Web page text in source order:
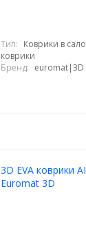
Тип: Коврики в
коврики
Бренд: euromat|3D
3D EVA коврики
Euromat 3D